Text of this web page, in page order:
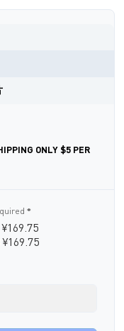
ONLY $5 PER
¥169.75
¥169.75